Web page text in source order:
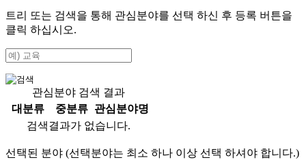
트리 또는 검색을 통해 관심분야를 선택 하신 후 등록 버튼을
클릭 하십시오.
관심분야 검색 결과
대분류
중분류
관심분야명
검색결과가 없습니다.
선택된 분야 (선택분야는 최소 하나 이상 선택 하셔야 합니다.)